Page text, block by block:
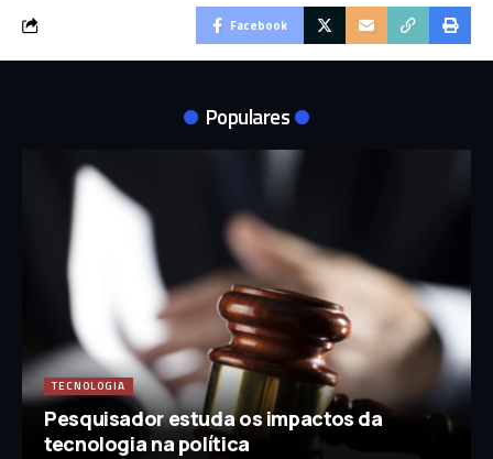
Facebook
Populares
TECNOLOGIA
Pesquisador estuda os impactos da
tecnologia na política